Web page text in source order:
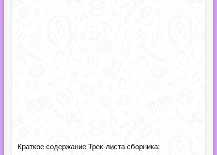
Краткое содержание Трек-листа сборника: